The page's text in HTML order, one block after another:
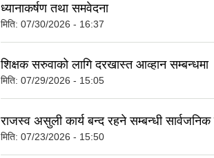
ध्यानाकर्षण तथा समवेदना
मिति: 07/30/2026 - 16:37
शिक्षक सरुवाको लागि दरखास्त आव्हान सम्बन्धमा
मिति: 07/29/2026 - 15:05
राजस्व असुली कार्य बन्द रहने सम्बन्धी
मिति: 07/23/2026 - 15:50